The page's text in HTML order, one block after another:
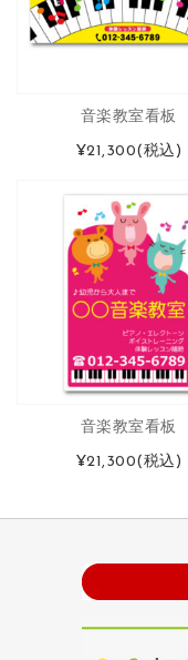
音楽教室看板
¥21,300(税込)
音楽教室看板
¥21,300(税込)